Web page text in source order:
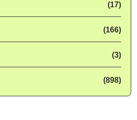
(17)
(166)
(3)
(898)